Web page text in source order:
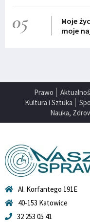
05
Moje
moje
Prawo
Kultura i Sztuka
Nauka,
Al. Korfantego 191E
40-153 Katowice
32 253 05 41